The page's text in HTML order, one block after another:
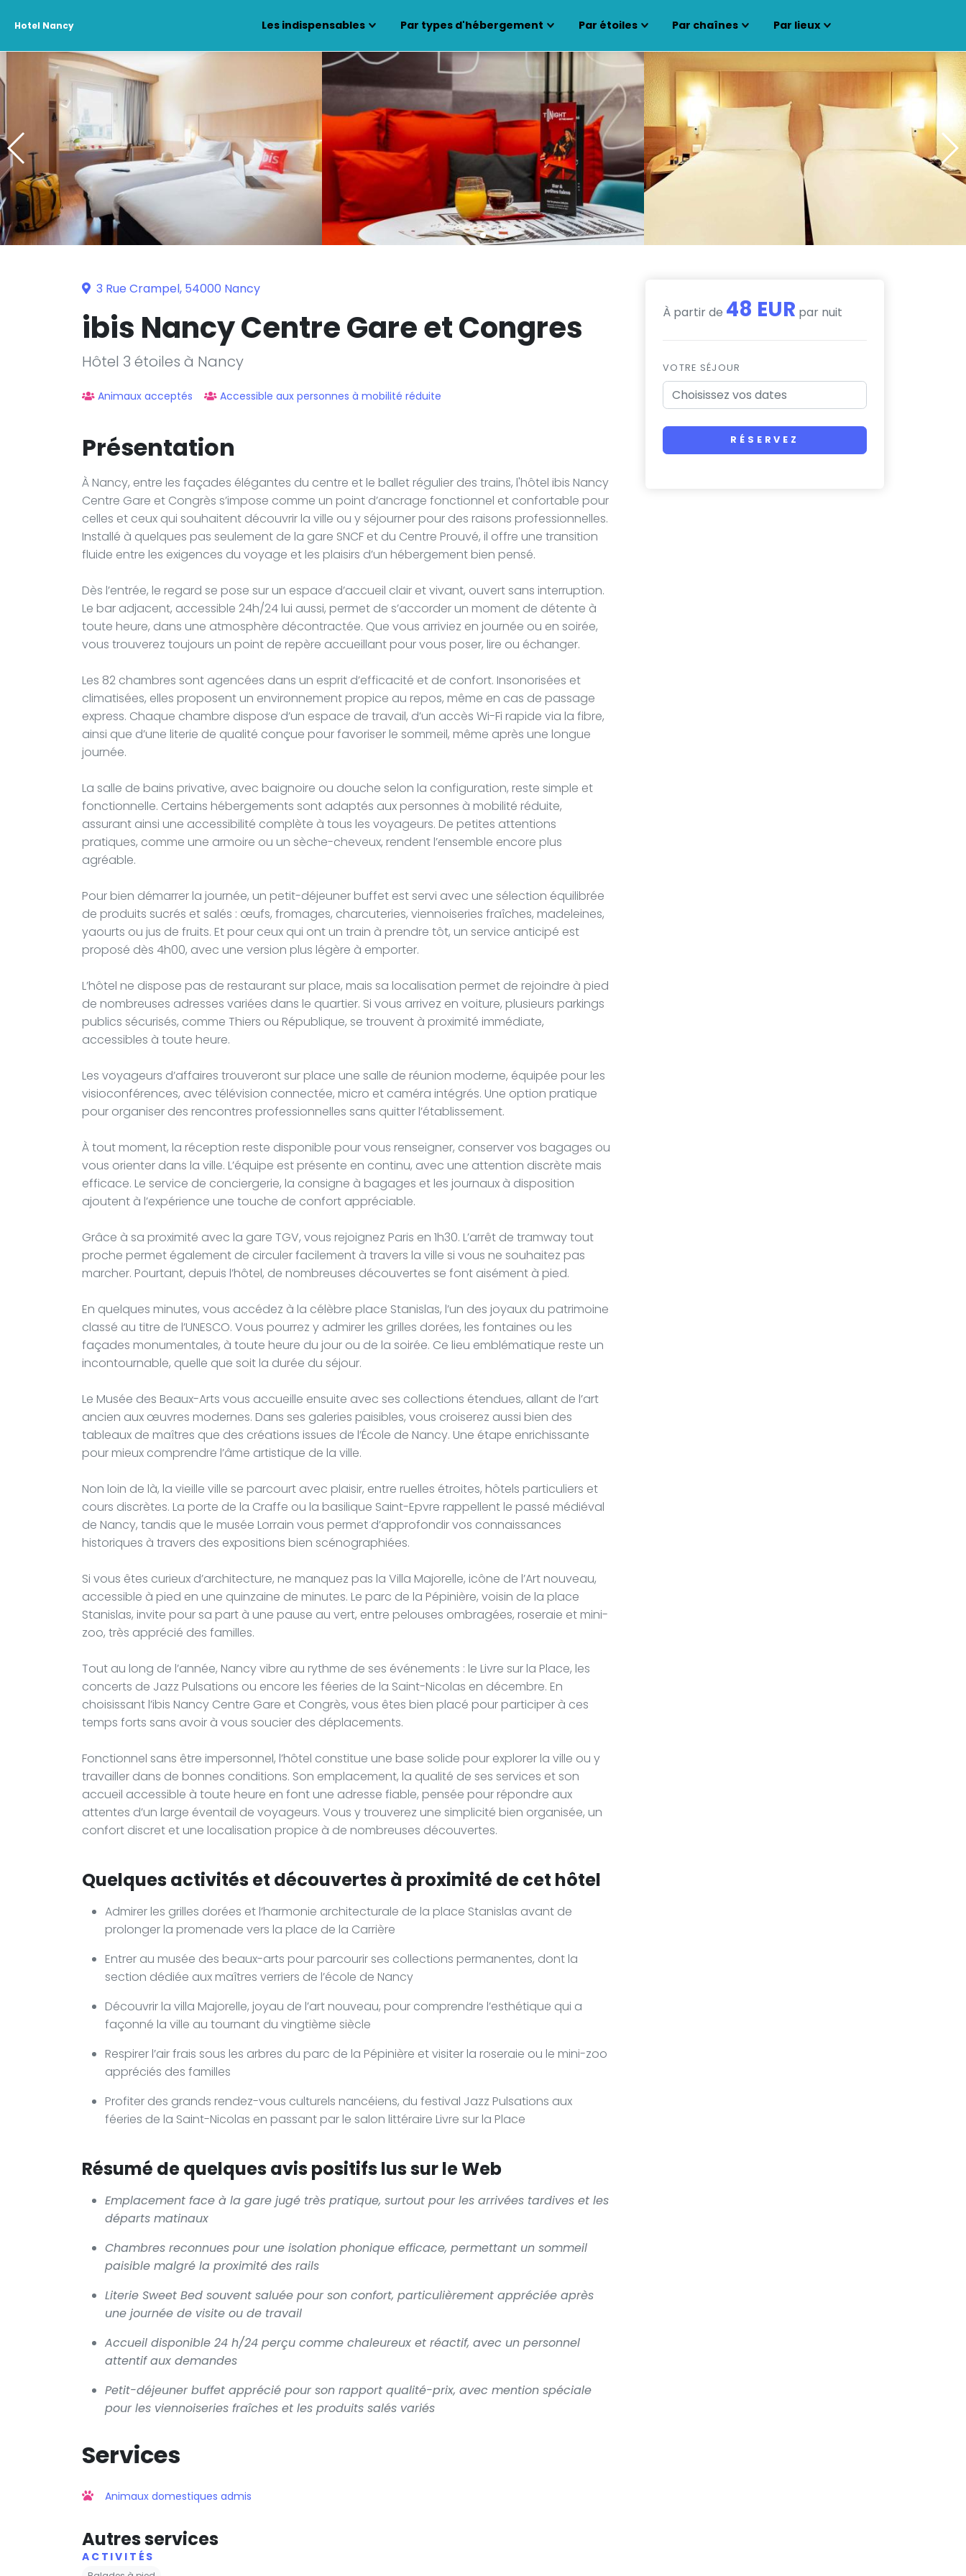
Hotel Nancy Les indispensables Par types d'hébergement Par étoiles Par chaînes Par lieux
3 Rue Crampel, 54000 Nancy
ibis Nancy Centre Gare et Congres
Hôtel 3 étoiles à Nancy
Animaux acceptés Accessible aux personnes à mobilité réduite
Présentation
À Nancy, entre les façades élégantes du centre et le ballet régulier des trains, l'hôtel ibis Nancy
Centre Gare et Congrès s’impose comme un point d’ancrage fonctionnel et confortable pour
celles et ceux qui souhaitent découvrir la ville ou y séjourner pour des raisons professionnelles.
Installé à quelques pas seulement de la gare SNCF et du Centre Prouvé, il offre une transition
fluide entre les exigences du voyage et les plaisirs d’un hébergement bien pensé.
Dès l’entrée, le regard se pose sur un espace d’accueil clair et vivant, ouvert sans interruption.
Le bar adjacent, accessible 24h/24 lui aussi, permet de s’accorder un moment de détente à
toute heure, dans une atmosphère décontractée. Que vous arriviez en journée ou en soirée,
vous trouverez toujours un point de repère accueillant pour vous poser, lire ou échanger.
Les 82 chambres sont agencées dans un esprit d’efficacité et de confort. Insonorisées et
climatisées, elles proposent un environnement propice au repos, même en cas de passage
express. Chaque chambre dispose d’un espace de travail, d’un accès Wi-Fi rapide via la fibre,
ainsi que d’une literie de qualité conçue pour favoriser le sommeil, même après une longue
journée.
La salle de bains privative, avec baignoire ou douche selon la configuration, reste simple et
fonctionnelle. Certains hébergements sont adaptés aux personnes à mobilité réduite,
assurant ainsi une accessibilité complète à tous les voyageurs. De petites attentions
pratiques, comme une armoire ou un sèche-cheveux, rendent l’ensemble encore plus
agréable.
Pour bien démarrer la journée, un petit-déjeuner buffet est servi avec une sélection équilibrée
de produits sucrés et salés : œufs, fromages, charcuteries, viennoiseries fraîches, madeleines,
yaourts ou jus de fruits. Et pour ceux qui ont un train à prendre tôt, un service anticipé est
proposé dès 4h00, avec une version plus légère à emporter.
L’hôtel ne dispose pas de restaurant sur place, mais sa localisation permet de rejoindre à pied
de nombreuses adresses variées dans le quartier. Si vous arrivez en voiture, plusieurs parkings
publics sécurisés, comme Thiers ou République, se trouvent à proximité immédiate,
accessibles à toute heure.
Les voyageurs d’affaires trouveront sur place une salle de réunion moderne, équipée pour les
visioconférences, avec télévision connectée, micro et caméra intégrés. Une option pratique
pour organiser des rencontres professionnelles sans quitter l’établissement.
À tout moment, la réception reste disponible pour vous renseigner, conserver vos bagages ou
vous orienter dans la ville. L’équipe est présente en continu, avec une attention discrète mais
efficace. Le service de conciergerie, la consigne à bagages et les journaux à disposition
ajoutent à l’expérience une touche de confort appréciable.
Grâce à sa proximité avec la gare TGV, vous rejoignez Paris en 1h30. L’arrêt de tramway tout
proche permet également de circuler facilement à travers la ville si vous ne souhaitez pas
marcher. Pourtant, depuis l’hôtel, de nombreuses découvertes se font aisément à pied.
En quelques minutes, vous accédez à la célèbre place Stanislas, l’un des joyaux du patrimoine
classé au titre de l’UNESCO. Vous pourrez y admirer les grilles dorées, les fontaines ou les
façades monumentales, à toute heure du jour ou de la soirée. Ce lieu emblématique reste un
incontournable, quelle que soit la durée du séjour.
Le Musée des Beaux-Arts vous accueille ensuite avec ses collections étendues, allant de l’art
ancien aux œuvres modernes. Dans ses galeries paisibles, vous croiserez aussi bien des
tableaux de maîtres que des créations issues de l’École de Nancy. Une étape enrichissante
pour mieux comprendre l’âme artistique de la ville.
Non loin de là, la vieille ville se parcourt avec plaisir, entre ruelles étroites, hôtels particuliers et
cours discrètes. La porte de la Craffe ou la basilique Saint-Epvre rappellent le passé médiéval
de Nancy, tandis que le musée Lorrain vous permet d’approfondir vos connaissances
historiques à travers des expositions bien scénographiées.
Si vous êtes curieux d’architecture, ne manquez pas la Villa Majorelle, icône de l’Art nouveau,
accessible à pied en une quinzaine de minutes. Le parc de la Pépinière, voisin de la place
Stanislas, invite pour sa part à une pause au vert, entre pelouses ombragées, roseraie et mini-
zoo, très apprécié des familles.
Tout au long de l’année, Nancy vibre au rythme de ses événements : le Livre sur la Place, les
concerts de Jazz Pulsations ou encore les féeries de la Saint-Nicolas en décembre. En
choisissant l’ibis Nancy Centre Gare et Congrès, vous êtes bien placé pour participer à ces
temps forts sans avoir à vous soucier des déplacements.
Fonctionnel sans être impersonnel, l’hôtel constitue une base solide pour explorer la ville ou y
travailler dans de bonnes conditions. Son emplacement, la qualité de ses services et son
accueil accessible à toute heure en font une adresse fiable, pensée pour répondre aux
attentes d’un large éventail de voyageurs. Vous y trouverez une simplicité bien organisée, un
confort discret et une localisation propice à de nombreuses découvertes.
Quelques activités et découvertes à proximité de cet hôtel
Admirer les grilles dorées et l’harmonie architecturale de la place Stanislas avant de
prolonger la promenade vers la place de la Carrière
Entrer au musée des beaux-arts pour parcourir ses collections permanentes, dont la
section dédiée aux maîtres verriers de l’école de Nancy
Découvrir la villa Majorelle, joyau de l’art nouveau, pour comprendre l’esthétique qui a
façonné la ville au tournant du vingtième siècle
Respirer l’air frais sous les arbres du parc de la Pépinière et visiter la roseraie ou le mini-zoo
appréciés des familles
Profiter des grands rendez-vous culturels nancéiens, du festival Jazz Pulsations aux
féeries de la Saint-Nicolas en passant par le salon littéraire Livre sur la Place
Résumé de quelques avis positifs lus sur le Web
Emplacement face à la gare jugé très pratique, surtout pour les arrivées tardives et les
départs matinaux
Chambres reconnues pour une isolation phonique efficace, permettant un sommeil
paisible malgré la proximité des rails
Literie Sweet Bed souvent saluée pour son confort, particulièrement appréciée après
une journée de visite ou de travail
Accueil disponible 24 h/24 perçu comme chaleureux et réactif, avec un personnel
attentif aux demandes
Petit-déjeuner buffet apprécié pour son rapport qualité-prix, avec mention spéciale
pour les viennoiseries fraîches et les produits salés variés
Services
Animaux domestiques admis
Autres services
ACTIVITÉS
À partir de 48 EUR par nuit
VOTRE SÉJOUR
RÉSERVEZ